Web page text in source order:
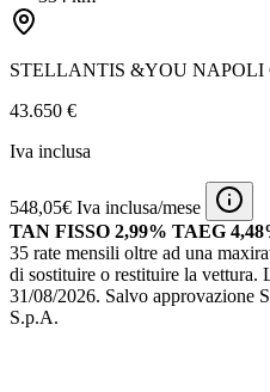
STELLANTIS &YOU NAPOLI
43.650 €
Iva inclusa
548,05€ Iva inclusa/mese
TAN FISSO 2,99% TAEG
35 rate mensili oltre ad una
di sostituire o restituire la vettura.
31/08/2026. Salvo approvazione
S.p.A.